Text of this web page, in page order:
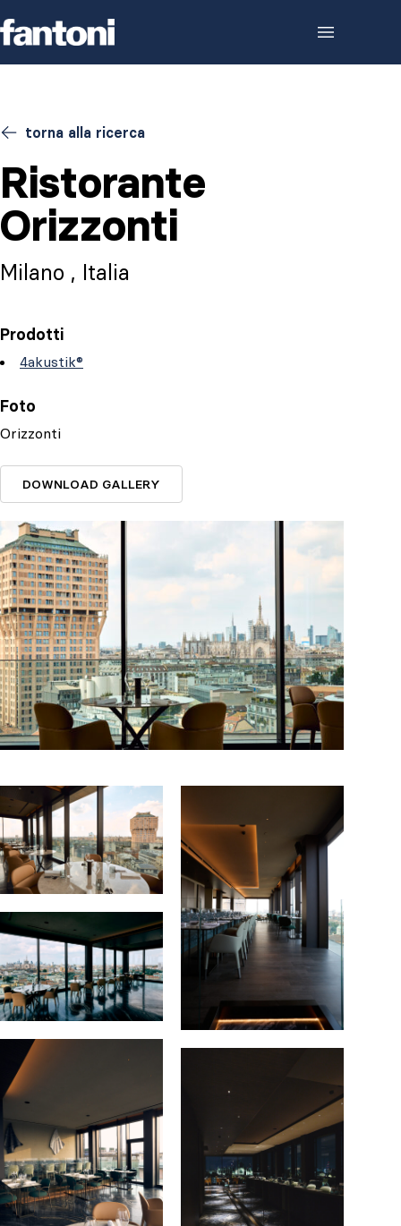
torna alla ricerca
Ristorante
Orizzonti
Milano , Italia
Prodotti
4akustik®
Foto
Orizzonti
DOWNLOAD GALLERY